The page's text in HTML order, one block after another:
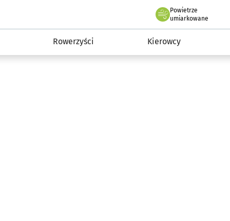
Powietrze
we Wrocławiu
umiarkowane
Rowerzyści Kierowcy